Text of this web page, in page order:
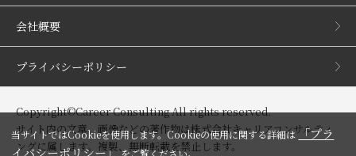
会社概要
プライバシーポリシー
Copyright©Career Consulting All rights reserved.
サイト内の文章、画像などの著作物は株式会社キャリアコンサルティ
ングに属します。複製、無断転載を禁止します。
当サイトではCookieを使用します。Cookieの使用に関する詳細は「プラ
イバシーポリシー」をご覧ください。